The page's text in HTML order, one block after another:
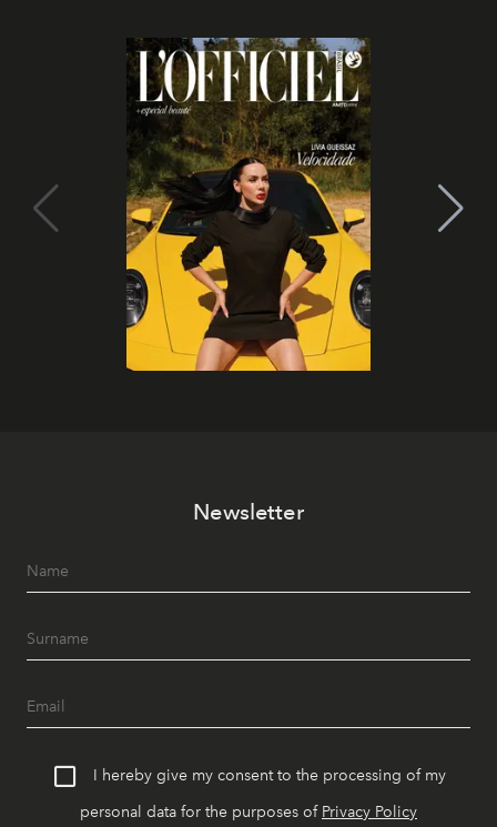
Newsletter
I hereby give my consent to the processing of my
personal data for the purposes of Privacy Policy